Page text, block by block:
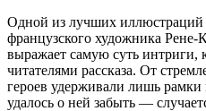
Одной из лучших иллюстраций
французского художника
выражает самую суть интриги,
читателями рассказа. От
героев удерживали лишь
удалось о ней забыть —